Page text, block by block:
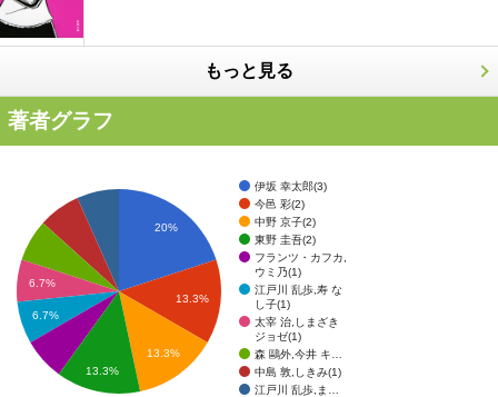
もっと見る
著者グラフ
伊坂 幸太郎(3)
今邑 彩(2)
中野 京子(2)
東野 圭吾(2)
フランツ・カフカ,
ウミ乃(1)
江戸川 乱歩,寿 な
し子(1)
太宰 治,しまざき
ジョゼ(1)
森 鷗外,今井 キ…
中島 敦,しきみ(1)
江戸川 乱歩,ま…
20%
13.3%
13.3%
6.7%
6.7%
13.3%